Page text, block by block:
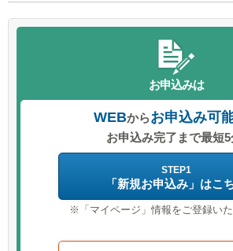
ナス併用返済不可。
毎月2日（休日の場合、翌営業日）お申込みは
WEBからお申込み可
お申込み完了まで最短5
STEP1
「新規お申込み」はこ
※「マイページ」情報をご登録いた